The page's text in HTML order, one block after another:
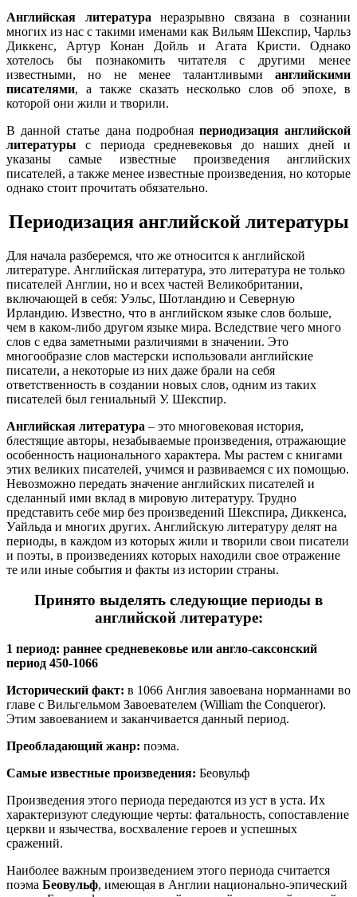
Английская литература неразрывно связана в сознании
многих из нас с такими именами как Вильям Шекспир, Чарльз
Диккенс, Артур Конан Дойль и Агата Кристи. Однако
хотелось бы познакомить читателя с другими менее
известными, но не менее талантливыми английскими
писателями, а также сказать несколько слов об эпохе, в
которой они жили и творили.
В данной статье дана подробная периодизация английской
литературыс периода средневековья до наших дней и
указаны самые известные произведения английских
писателей, а также менее известные произведения, но которые
однако стоит прочитать обязательно.
Периодизация английской литературы
Для начала разберемся, что же относится к английской
литературе. Английская литература, это литература не только
писателей Англии, но и всех частей Великобритании,
включающей в себя: Уэльс, Шотландию и Северную
Ирландию. Известно, что в английском языке слов больше,
чем в каком-либо другом языке мира. Вследствие чего много
слов с едва заметными различиями в значении. Это
многообразие слов мастерски использовали английские
писатели, а некоторые из них даже брали на себя
ответственность в создании новых слов, одним из таких
писателей был гениальный У. Шекспир.
Английская литература – это многовековая история,
блестящие авторы, незабываемые произведения, отражающие
особенность национального характера. Мы растем с книгами
этих великих писателей, учимся и развиваемся с их помощью.
Невозможно передать значение английских писателей и
сделанный ими вклад в мировую литературу. Трудно
представить себе мир без произведений Шекспира, Диккенса,
Уайльда и многих других. Английскую литературу делят на
периоды, в каждом из которых жили и творили свои писатели
и поэты, в произведениях которых находили свое отражение
те или иные события и факты из истории страны.
Принято выделять следующие периоды в
английской литературе:
1 период: раннее средневековье или англо-саксонский
период 450-1066
Исторический факт: в 1066 Англия завоевана норманнами во
главе с Вильгельмом Завоевателем (William the Conqueror).
Этим завоеванием и заканчивается данный период.
Преобладающий жанр: поэма.
Самые известные произведения: Беовульф
Произведения этого периода передаются из уст в уста. Их
характеризуют следующие черты: фатальность, сопоставление
церкви и язычества, восхваление героев и успешных
сражений.
Наиболее важным произведением этого периода считается
поэма Беовульф, имеющая в Англии национально-эпический